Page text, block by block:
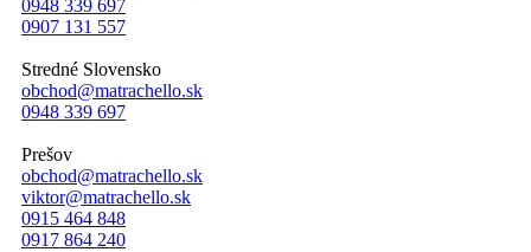
0948 339 697
0907 131 557
Stredné Slovensko
obchod@matrachello.sk
0948 339 697
Prešov
obchod@matrachello.sk
viktor@matrachello.sk
0915 464 848
0917 864 240